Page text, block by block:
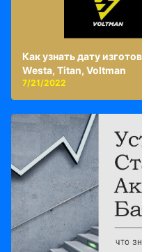
Как узнать дату
Westa, Titan, Voltman
7/21/2022